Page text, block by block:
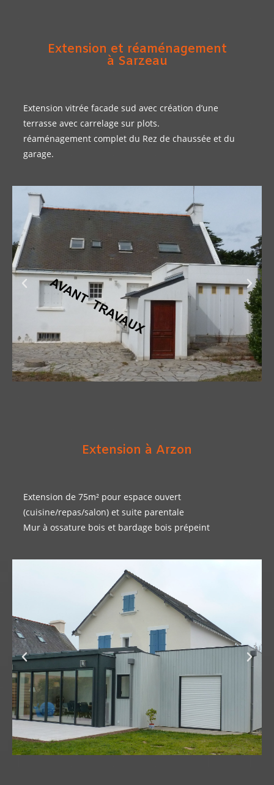
Extension et réaménagement
à Sarzeau
Extension vitrée facade sud avec création d’une
terrasse avec carrelage sur plots.
réaménagement complet du Rez de chaussée et du
garage.
Extension à Arzon
Extension de 75m² pour espace ouvert
(cuisine/repas/salon) et suite parentale
Mur à ossature bois et bardage bois prépeint